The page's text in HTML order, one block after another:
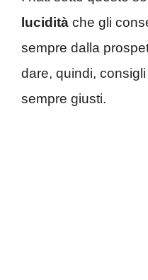
lucidità che gli
sempre dalla
dare, quindi,
sempre giusti.